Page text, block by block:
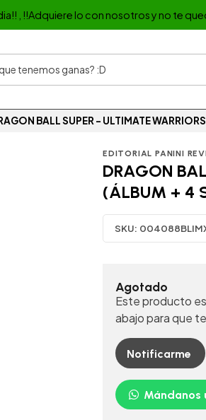
, !!Adquiere lo con nosotros y no te
BALL SUPER - ULTIMATE
EDITORIAL PANINI
DRAGON
(ÁLBUM + 4
SKU:
Agotado
Este producto
abajo para que
Notificarme
Mándanos